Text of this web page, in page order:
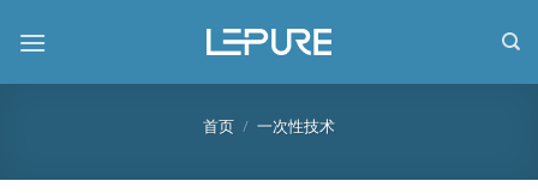
首页 / 一次性技术